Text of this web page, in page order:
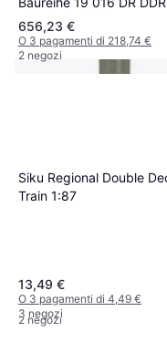
scintilante Segnale di
Modello pronto, già
assemblato DB
30,99 €
O 3 pagamenti di 10,33 €
2 negozi
656,23 €
O 3 pagamenti di 218,74 €
2 negozi
Siku Regional Double
Train 1:87
13,49 €
O 3 pagamenti di 4,49 €
3 negozi